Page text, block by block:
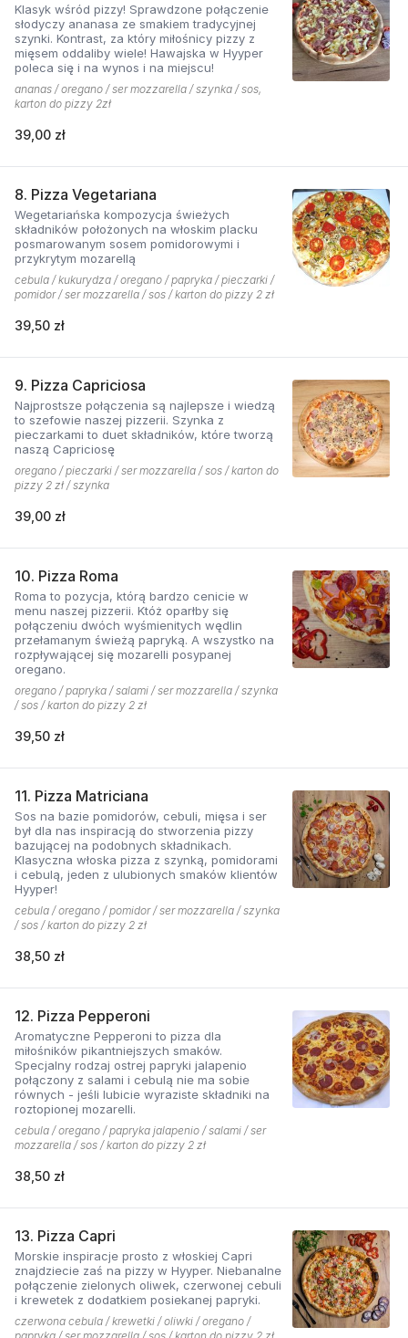
Klasyk wśród pizzy! Sprawdzone połączenie
słodyczy ananasa ze smakiem tradycyjnej
szynki. Kontrast, za który miłośnicy pizzy z
mięsem oddaliby wiele! Hawajska w Hyyper
poleca się i na wynos i na miejscu!
ananas / oregano / ser mozzarella / szynka / sos,
karton do pizzy 2zł
39,00 zł
8. Pizza Vegetariana
Wegetariańska kompozycja świeżych
składników położonych na włoskim placku
posmarowanym sosem pomidorowymi i
przykrytym mozarellą
cebula / kukurydza / oregano / papryka / pieczarki /
pomidor / ser mozzarella / sos / karton do pizzy 2 zł
39,50 zł
9. Pizza Capriciosa
Najprostsze połączenia są najlepsze i wiedzą
to szefowie naszej pizzerii. Szynka z
pieczarkami to duet składników, które tworzą
naszą Capriciosę
oregano / pieczarki / ser mozzarella / sos / karton do
pizzy 2 zł / szynka
39,00 zł
10. Pizza Roma
Roma to pozycja, którą bardzo cenicie w
menu naszej pizzerii. Któż oparłby się
połączeniu dwóch wyśmienitych wędlin
przełamanym świeżą papryką. A wszystko na
rozpływającej się mozarelli posypanej
oregano.
oregano / papryka / salami / ser mozzarella / szynka
/ sos / karton do pizzy 2 zł
39,50 zł
11. Pizza Matriciana
Sos na bazie pomidorów, cebuli, mięsa i ser
był dla nas inspiracją do stworzenia pizzy
bazującej na podobnych składnikach.
Klasyczna włoska pizza z szynką, pomidorami
i cebulą, jeden z ulubionych smaków klientów
Hyyper!
cebula / oregano / pomidor / ser mozzarella / szynka
/ sos / karton do pizzy 2 zł
38,50 zł
12. Pizza Pepperoni
Aromatyczne Pepperoni to pizza dla
miłośników pikantniejszych smaków.
Specjalny rodzaj ostrej papryki jalapenio
połączony z salami i cebulą nie ma sobie
równych - jeśli lubicie wyraziste składniki na
roztopionej mozarelli.
cebula / oregano / papryka jalapenio / salami / ser
mozzarella / sos / karton do pizzy 2 zł
38,50 zł
13. Pizza Capri
Morskie inspiracje prosto z włoskiej Capri
znajdziecie zaś na pizzy w Hyyper. Niebanalne
połączenie zielonych oliwek, czerwonej cebuli
i krewetek z dodatkiem posiekanej papryki.
czerwona cebula / krewetki / oliwki / oregano /